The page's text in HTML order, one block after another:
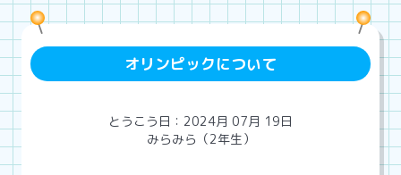
オリンピックについて
とうこう日：2024月 07月 19日
みらみら（2年生）